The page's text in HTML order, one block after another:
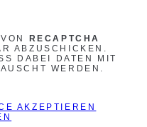
RECAPTCHA
ABZUSCHICKEN.
DABEI DATEN MIT
WERDEN.
AKZEPTIEREN